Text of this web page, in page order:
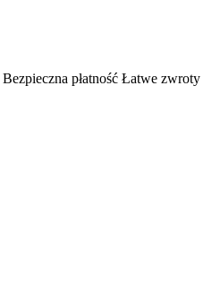
Bezpieczna płatność Łatwe zwroty